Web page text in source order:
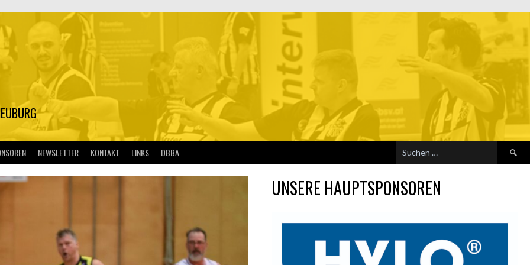
NEWSLETTER KONTAKT LINKS DBBA
Suchen
nach:
UNSERE HAUPTSPONSOREN